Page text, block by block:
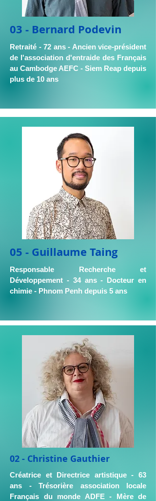
03 - Bernard Podevin
Retraité - 72 ans - Ancien vice-président
de l'association d'entraide des Français
au Cambodge AEFC - Siem Reap depuis
plus de 10 ans
05 - Guillaume Taing
Responsable Recherche et
Développement - 34 ans - Docteur en
chimie - Phnom Penh depuis 5 ans
02 - Christine Gauthier
Créatrice et Directrice artistique - 63
ans - Trésorière association locale
Français du monde ADFE - Mère de